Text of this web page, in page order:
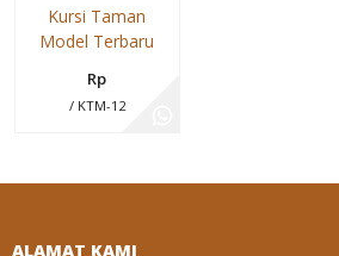
Kursi Taman
Model Terbaru
Rp
/ KTM-12
ALAMAT KAMI